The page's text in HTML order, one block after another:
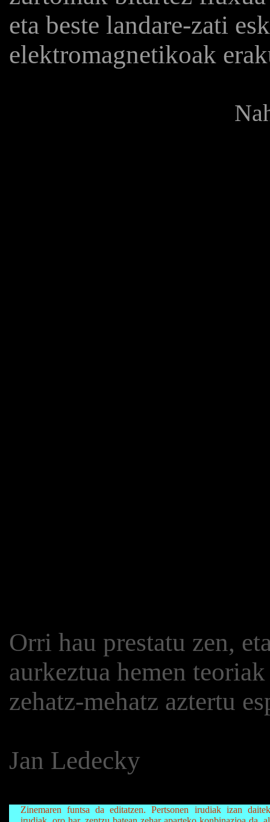
eta beste landare-zati
elektromagnetikoak
Orri hau prestatu zen,
aurkeztua hemen
zehatz-mehatz aztertu
Jan Ledecky
Zinemaren funtsa da editatzen. Pertsonen irudiak izan